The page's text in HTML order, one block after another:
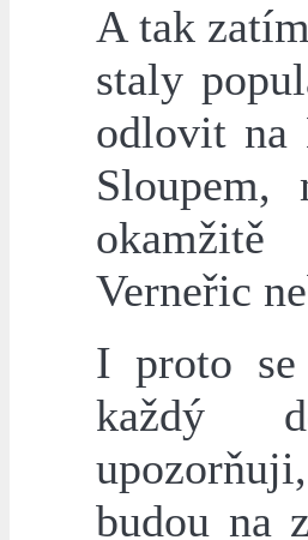
A tak
staly
odlovit na
Sloupem,
Verneřic
I proto se
každý
budou na